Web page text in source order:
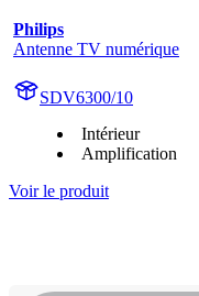
Philips
Antenne TV numérique
SDV6300/10
Intérieur
Amplification
Voir le produit